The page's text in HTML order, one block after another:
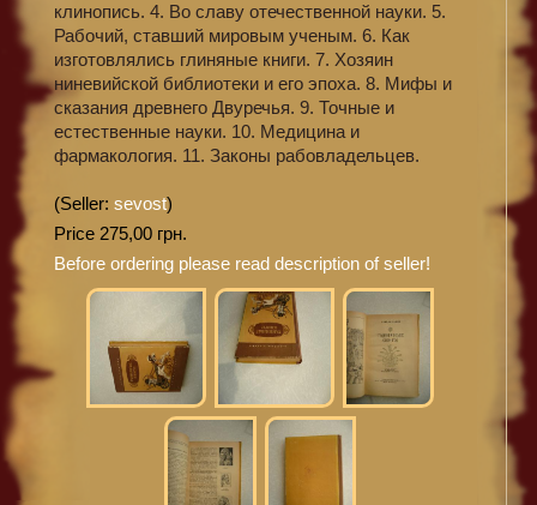
клинопись. 4. Во славу отечественной науки. 5.
Рабочий, ставший мировым ученым. 6. Как
изготовлялись глиняные книги. 7. Хозяин
ниневийской библиотеки и его эпоха. 8. Мифы и
сказания древнего Двуречья. 9. Точные и
естественные науки. 10. Медицина и
фармакология. 11. Законы рабовладельцев.
(Seller: sevost)
Price 275,00 грн.
Before ordering please read description of seller!